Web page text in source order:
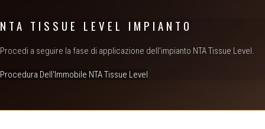
NTA TISSUE LEVEL IMPIANTO
Procedi a seguire la fase di applicazione dell'impianto NTA Tissue Level.
Procedura Dell'Immobile NTA Tissue Level